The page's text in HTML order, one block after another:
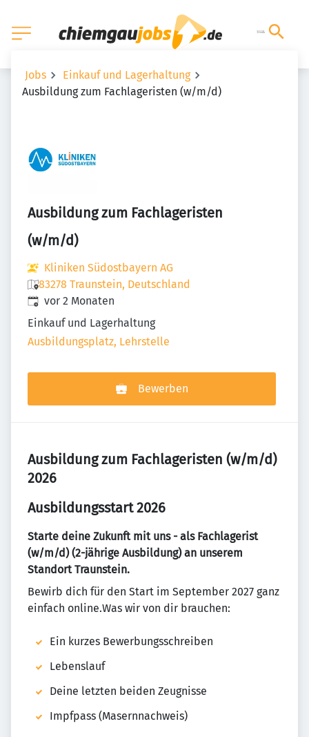
Jobs
Einkauf und Lagerhaltung
Ausbildung zum Fachlageristen (w/m/d)
Ausbildung zum Fachlageristen
(w/m/d)
Kliniken Südostbayern AG
83278 Traunstein, Deutschland
Veröffentlicht:
vor 2 Monaten
Einkauf und Lagerhaltung
Ausbildungsplatz, Lehrstelle
Bewerben
Ausbildung zum Fachlageristen (w/m/d)
2026
Ausbildungsstart 2026
Starte deine Zukunft mit uns - als Fachlagerist
(w/m/d) (2-jährige Ausbildung) an unserem
Standort Traunstein.
Bewirb dich für den Start im September 2027 ganz
einfach online.Was wir von dir brauchen:
Ein kurzes Bewerbungsschreiben
Lebenslauf
Deine letzten beiden Zeugnisse
Impfpass (Masernnachweis)